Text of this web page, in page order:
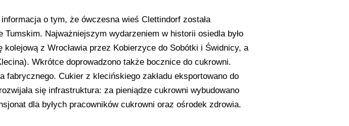
o tym, że ówczesna wieś Clettindorf została
Tumskim. Najważniejszym wydarzeniem w historii osiedla było
z Wrocławia przez Kobierzyce do Sobótki i Świdnicy, a
Wkrótce doprowadzono także bocznice do cukrowni.
Cukier z klecińskiego zakładu eksportowano do
się infrastruktura: za pieniądze cukrowni wybudowano
dla byłych pracowników cukrowni oraz ośrodek zdrowia.